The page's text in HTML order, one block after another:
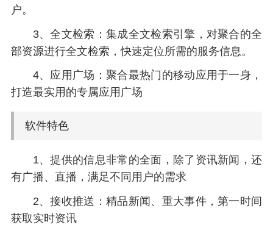
户。
3、全文检索：集成全文检索引擎，对聚合的全
部资源进行全文检索，快速定位所需的服务信息。
4、应用广场：聚合最热门的移动应用于一身，
打造最实用的专属应用广场
软件特色
1、提供的信息非常的全面，除了资讯新闻，还
有广播、直播，满足不同用户的需求
2、接收推送：精品新闻、重大事件，第一时间
获取实时资讯